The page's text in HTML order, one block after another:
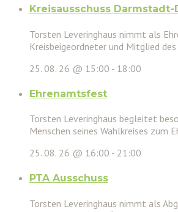
Kreisausschuss
Torsten Leveringhaus nimmt als
Kreisbeigeordneter und Mitglied des
25. 08. 26 @ 15:00 - 18:00
Ehrenamtsfest
Torsten Leveringhaus begleitet
Menschen seines Wahlkreises zum
25. 08. 26 @ 16:00 - 21:00
PTA Ausschuss
Torsten Leveringhaus nimmt als